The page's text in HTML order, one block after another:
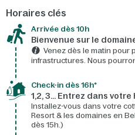
Horaires clés
Arrivée dès 10h​
Bienvenue sur le
Venez dès le matin pour
infrastructures. Nous
Check-in dès 16h*​
1,2, 3… Entrez dans
Installez-vous dans votre
Resort & les domaines en
dès 15h.)